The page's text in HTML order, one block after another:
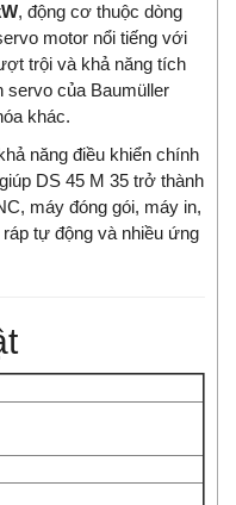
, động cơ thuộc dòng
motor nổi tiếng với
trội và khả năng tích
servo của Baumüller
khác.
năng điều khiển chính
DS 45 M 35 trở thành
máy đóng gói, máy in,
tự động và nhiều ứng